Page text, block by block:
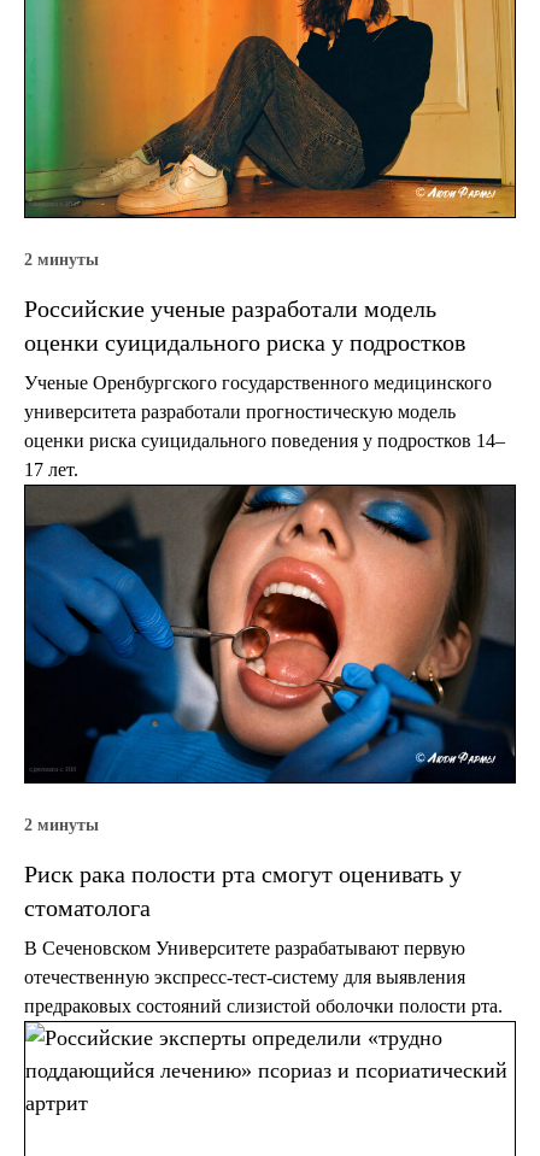
2 минуты
Российские ученые разработали модель
оценки суицидального риска у подростков
Ученые Оренбургского государственного медицинского
университета разработали прогностическую модель
оценки риска суицидального поведения у подростков 14–
17 лет.
2 минуты
Риск рака полости рта смогут оценивать у
стоматолога
В Сеченовском Университете разрабатывают первую
отечественную экспресс-тест-систему для выявления
предраковых состояний слизистой оболочки полости рта.